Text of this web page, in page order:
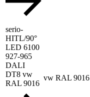
serio-
HITL/90°
LED 6100
927-965
DALI
DT8 vw
RAL 9016
vw RAL 9016